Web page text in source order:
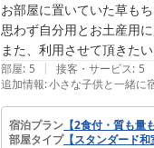
お部屋に置いていた草も
思わず自分用とお土産用に
また、利用させて頂きたい
部屋: 5 | 接客・サービス: 5
追加情報:小さな子供と一緒に
宿泊プラン 【2食付・質も
部屋タイプ【スタンダード